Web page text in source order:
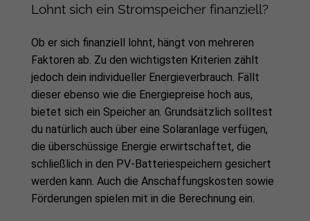
Lohnt sich ein Stromspeicher finanziell?
Ob er sich finanziell lohnt, hängt von mehreren
Faktoren ab. Zu den wichtigsten Kriterien zählt
jedoch dein individueller Energieverbrauch. Fällt
dieser ebenso wie die Energiepreise hoch aus,
bietet sich ein Speicher an. Grundsätzlich solltest
du natürlich auch über eine Solaranlage verfügen,
die überschüssige Energie erwirtschaftet, die
schließlich in den PV-Batteriespeichern gesichert
werden kann. Auch die Anschaffungskosten sowie
Förderungen spielen mit in die Berechnung ein.